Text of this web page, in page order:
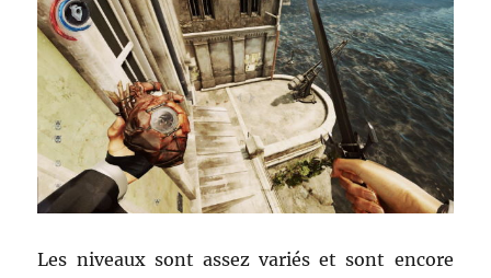
Les niveaux sont assez variés et sont encore